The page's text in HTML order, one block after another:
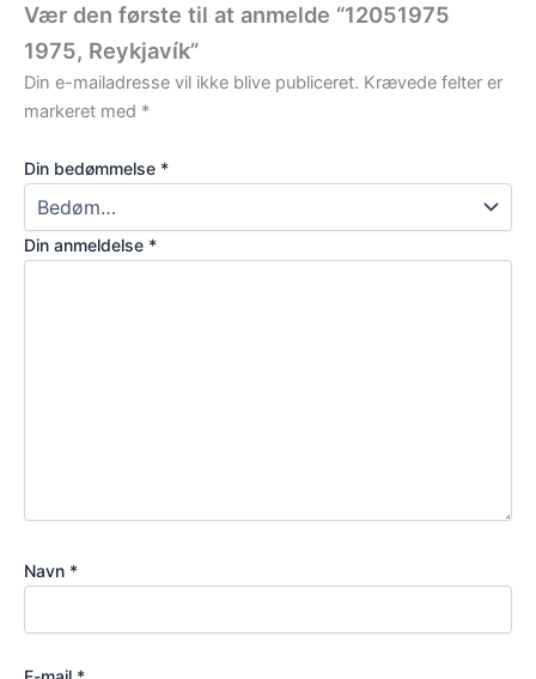
Vær den første til at anmelde “12051975
1975, Reykjavík”
Din e-mailadresse vil ikke blive publiceret. Krævede felter er
markeret med *
Din bedømmelse *
Din anmeldelse *
Navn *